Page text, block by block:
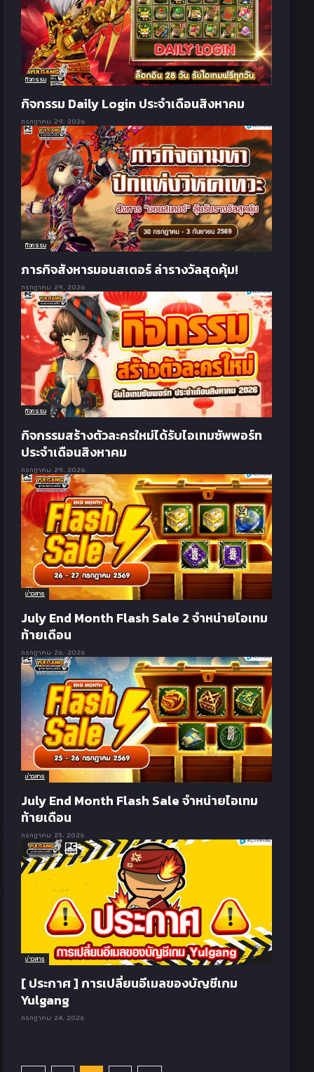
กิจกรรม
กิจกรรม Daily Login ประจำเดือนสิงหาคม
กรกฎาคม 29, 2026
กิจกรรม
ภารกิจสังหารมอนสเตอร์ ล่ารางวัลสุดคุ้ม!
กรกฎาคม 29, 2026
กิจกรรม
กิจกรรมสร้างตัวละครใหม่ได้รับไอเทมซัพพอร์ท
ประจำเดือนสิงหาคม
กรกฎาคม 29, 2026
ข่าวสาร
July End Month Flash Sale 2 จำหน่ายไอเทม
ท้ายเดือน
กรกฎาคม 26, 2026
ข่าวสาร
July End Month Flash Sale จำหน่ายไอเทม
ท้ายเดือน
กรกฎาคม 25, 2026
ข่าวสาร
[ ประกาศ ] การเปลี่ยนอีเมลของบัญชีเกม
Yulgang
กรกฎาคม 24, 2026